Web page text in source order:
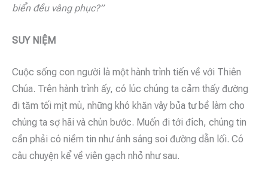
biển đều vâng phục?”
SUY NIỆM
Cuộc sống con người là một hành trình tiến về với Thiên
Chúa. Trên hành trình ấy, có lúc chúng ta cảm thấy đường
đi tăm tối mịt mù, những khó khăn vây bủa tư bề làm cho
chúng ta sợ hãi và chùn bước. Muốn đi tới đích, chúng tin
cần phải có niềm tin như ánh sáng soi đường dẫn lối. Có
câu chuyện kể về viên gạch nhỏ như sau.